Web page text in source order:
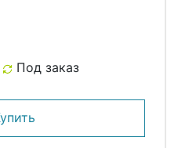
Под заказ